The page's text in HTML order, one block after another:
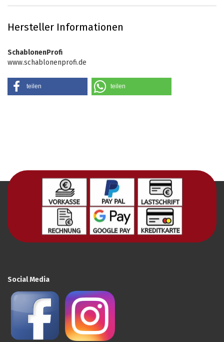
Hersteller Informationen
SchablonenProfi
www.schablonenprofi.de
teilen teilen
Social Media